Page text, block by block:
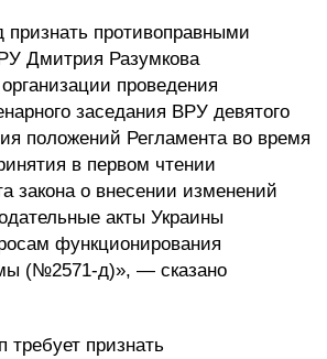
признать противоправными
Дмитрия Разумкова
проведения
заседания ВРУ девятого
положений Регламента во время
в первом чтении
закона о внесении изменений
акты Украины
функционирования
(№2571-д)», — сказано
требует признать